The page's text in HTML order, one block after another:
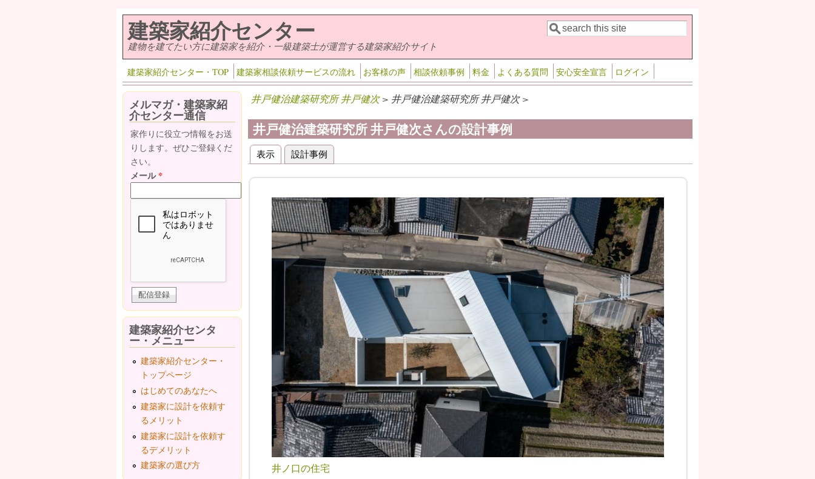
建築家紹介センター
建物を建てたい方に建築家を紹介・一級建築士が運営する建築家紹介サイト 検索フォーム
検索
建築家紹介センター・TOP 建築家相談依頼サービスの流れ お客様の声 相談依頼事例 料金 よくある質問 安心安全宣言 ログイン
井戸健治建築研究所 井戸健次> 井戸健治建築研究所 井戸健次 >
井戸健治建築研究所 井戸健次さんの設計事例
プライマリータブ
表示 設計事例
井ノ口の住宅
メルマガ・建築家紹
介センター通信
家作りに役立つ情報をお送
りします。ぜひご登録くだ
さい。
メール*
建築家紹介センタ
ー・メニュー
建築家紹介センター・
トップページ
はじめてのあなたへ
建築家に設計を依頼す
るメリット
建築家に設計を依頼す
るデメリット
建築家の選び方